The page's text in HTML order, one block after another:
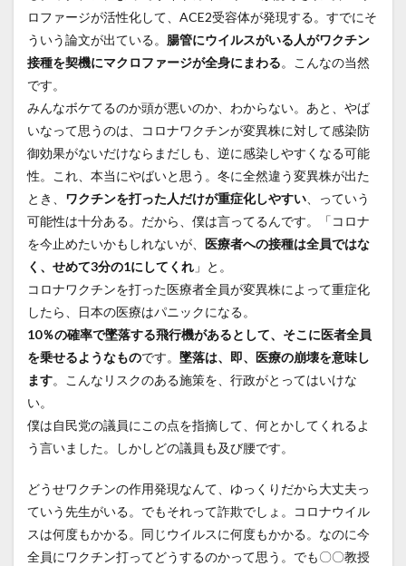
ロファージが活性化して、ACE2受容体が発現する。すでにそ
ういう論文が出ている。 腸管にウイルスがいる人がワクチン
接種を契機にマクロファージが全身にまわる。こんなの当然
です。
みんなボケてるのか頭が悪いのか、わからない。あと、やば
いなって思うのは、コロナワクチンが変異株に対して感染防
御効果がないだけならまだしも、逆に感染しやすくなる可能
性。これ、本当にやばいと思う。冬に全然違う変異株が出た
とき、 ワクチンを打った人だけが重症化しやすい 、っていう
可能性は十分ある。だから、僕は言ってるんです。「コロナ
を今止めたいかもしれないが、 医療者への接種は全員ではな
く、せめて3分の1にしてくれ 」と。
コロナワクチンを打った医療者全員が変異株によって重症化
したら、日本の医療はパニックになる。
10％の確率で墜落する飛行機があるとして、そこに医者全員
を乗せるようなものです。 墜落は、即、医療の崩壊を意味し
ます。こんなリスクのある施策を、行政がとってはいけな
い。
僕は自民党の議員にこの点を指摘して、何とかしてくれるよ
う言いました。しかしどの議員も及び腰です。
どうせワクチンの作用発現なんて、ゆっくりだから大丈夫っ
ていう先生がいる。でもそれって詐欺でしょ。コロナウイル
スは何度もかかる。同じウイルスに何度もかかる。なのに今
全員にワクチン打ってどうするのかって思う。でも〇〇教授